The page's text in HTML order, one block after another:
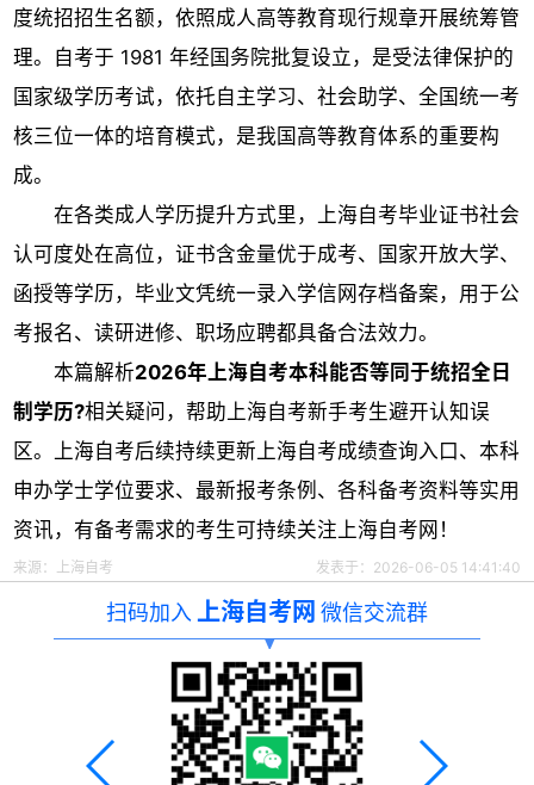
度统招招生名额，依照成人高等教育现行规章开展统筹管
理。自考于 1981 年经国务院批复设立，是受法律保护的
国家级学历考试，依托自主学习、社会助学、全国统一考
核三位一体的培育模式，是我国高等教育体系的重要构
成。
在各类成人学历提升方式里，上海自考毕业证书社会
认可度处在高位，证书含金量优于成考、国家开放大学、
函授等学历，毕业文凭统一录入学信网存档备案，用于公
考报名、读研进修、职场应聘都具备合法效力。
本篇解析2026年上海自考本科能否等同于统招全日
制学历?相关疑问，帮助上海自考新手考生避开认知误
区。上海自考后续持续更新上海自考成绩查询入口、本科
申办学士学位要求、最新报考条例、各科备考资料等实用
资讯，有备考需求的考生可持续关注上海自考网！
来源： 上海自考 发表于：2026-06-05 14:41:40
扫码加入 上海自考网 微信交流群